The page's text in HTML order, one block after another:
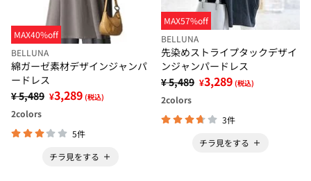
MAX40%off
BELLUNA
綿ガーゼ素材デザインジャンパ
ードレス
¥ 5,489 ¥3,289 (税込)
2colors
5件
チラ見をする
MAX57%off
BELLUNA
先染めストライプタックデザイ
ンジャンパードレス
¥ 5,489 ¥3,289 (税込)
2colors
3件
チラ見をする